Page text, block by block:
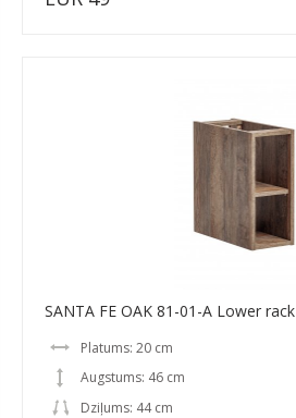
SANTA FE OAK 81-01-A Lower rack
Platums: 20 cm
Augstums: 46 cm
Dziļums: 44 cm